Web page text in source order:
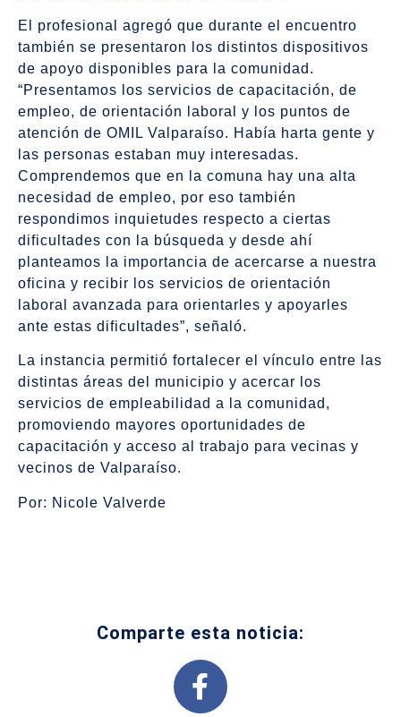
El profesional agregó que durante el encuentro
también se presentaron los distintos dispositivos
de apoyo disponibles para la comunidad.
“Presentamos los servicios de capacitación, de
empleo, de orientación laboral y los puntos de
atención de OMIL Valparaíso. Había harta gente y
las personas estaban muy interesadas.
Comprendemos que en la comuna hay una alta
necesidad de empleo, por eso también
respondimos inquietudes respecto a ciertas
dificultades con la búsqueda y desde ahí
planteamos la importancia de acercarse a nuestra
oficina y recibir los servicios de orientación
laboral avanzada para orientarles y apoyarles
ante estas dificultades”, señaló.
La instancia permitió fortalecer el vínculo entre las
distintas áreas del municipio y acercar los
servicios de empleabilidad a la comunidad,
promoviendo mayores oportunidades de
capacitación y acceso al trabajo para vecinas y
vecinos de Valparaíso.
Por: Nicole Valverde
Comparte esta noticia: